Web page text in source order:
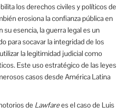
los derechos civiles y políticos de
erosiona la confianza pública en
su esencia, la guerra legal es un
para socavar la integridad de los
la legitimidad judicial como
Este uso estratégico de las leyes
casos desde América Latina
de Lawfarees el caso de Luis